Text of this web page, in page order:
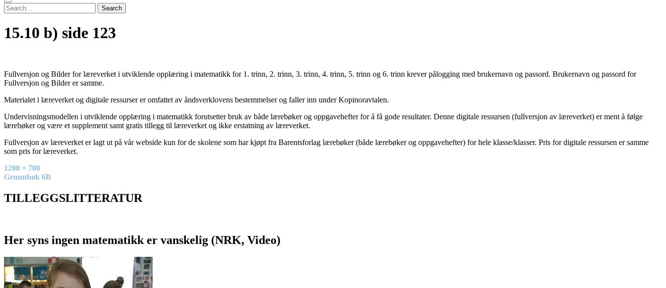
Search
for:
Search
15.10 b) side 123
Fullversjon og Bilder for læreverket i utviklende opplæring i matematikk for 1. trinn, 2. trinn, 3. trinn, 4. trinn, 5. trinn og 6. trinn krever pålogging med brukernavn og passord. Brukernavn og passord for
Fullversjon og Bilder er samme.
Materialet i læreverket og digitale ressurser er omfattet av åndsverklovens bestemmelser og faller inn under Kopinoravtalen.
Undervisningsmodellen i utviklende opplæring i matematikk forutsetter bruk av både lærebøker og oppgavehefter for å få gode resultater. Denne digitale ressursen (fullversjon av læreverket) er ment å følge
lærebøker og være et supplement samt gratis tillegg til læreverket og ikke erstatning av læreverket.
Fullversjon av læreverket er lagt ut på vår webside kun for de skolene som har kjøpt fra Barentsforlag lærebøker (både lærebøker og oppgavehefter) for hele klasse/klasser. Pris for digitale ressursen er samme
som pris for læreverket.
Full
size
1200 × 700
Innleggsnavigasjon
Grunnbok 6B
TILLEGGSLITTERATUR
Her syns ingen matematikk er vanskelig (NRK, Video)